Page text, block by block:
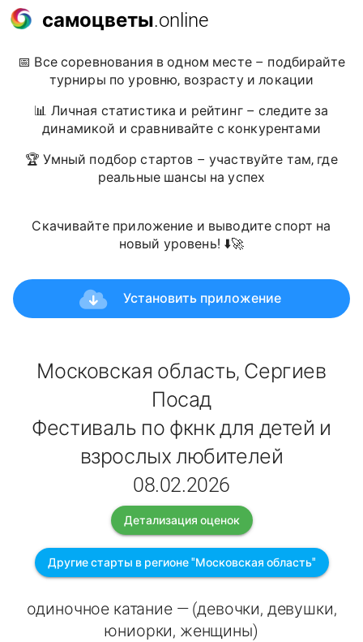
самоцветы.online
📅 Все соревнования в одном месте – подбирайте
турниры по уровню, возрасту и локации
📊 Личная статистика и рейтинг – следите за
динамикой и сравнивайте с конкурентами
🏆 Умный подбор стартов – участвуйте там, где
реальные шансы на успех
Скачивайте приложение и выводите спорт на
новый уровень! ⬇️🚀
Установить приложение
Московская область, Сергиев
Посад
Фестиваль по фкнк для детей и
взрослых любителей
08.02.2026
Детализация оценок
Другие старты в регионе "Московская область"
одиночное катание — (девочки, девушки,
юниорки, женщины)